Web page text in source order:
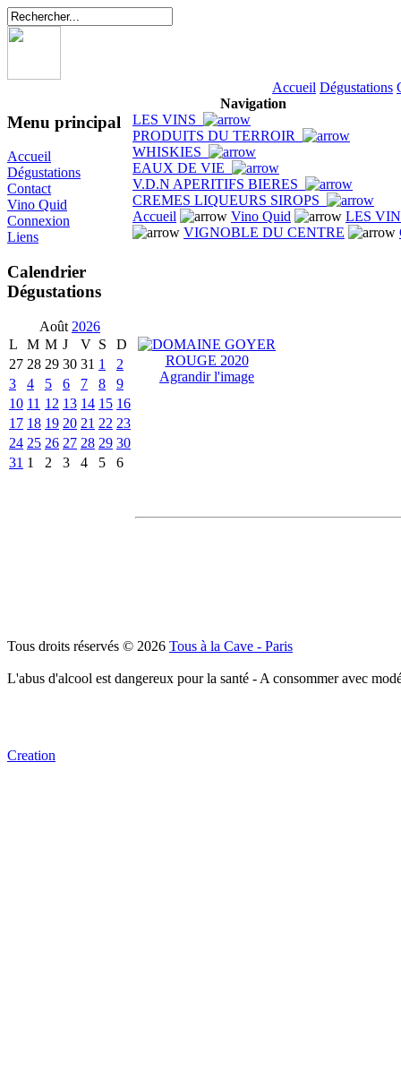
Accueil Dégustations
Menu principal
Accueil
Dégustations
Contact
Vino Quid
Connexion
Liens
Calendrier
Dégustations
Août 2026
L
M M J V S
D
27 28 29 30 31 1
2
3
4 5 6 7 8
9
10 11 12 13 14 15 16
17 18 19 20 21 22 23
24 25 26 27 28 29 30
31 1 2 3 4 5 6
Navigation
LES VINS
PRODUITS DU TERROIR
WHISKIES
EAUX DE VIE
V.D.N APERITIFS BIERES
CREMES LIQUEURS SIROPS
Accueil
Vino Quid
LES
VIGNOBLE DU CENTRE
Agrandir l'image
Tous droits réservés © 2026 Tous à la Cave - Paris
L'abus d'alcool est dangereux pour la santé - A consommer avec
Creation